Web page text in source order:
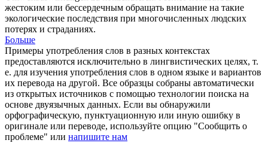
жестоким или бессердечным обращать внимание на такие
экологические последствия при многочисленных людских
потерях и страданиях.
Больше
Примеры употребления слов в разных контекстах
предоставляются исключительно в лингвистических целях, т.
е. для изучения употребления слов в одном языке и вариантов
их перевода на другой. Все образцы собраны автоматически
из открытых источников с помощью технологии поиска на
основе двуязычных данных. Если вы обнаружили
орфографическую, пунктуационную или иную ошибку в
оригинале или переводе, используйте опцию "Сообщить о
проблеме" или напишите нам